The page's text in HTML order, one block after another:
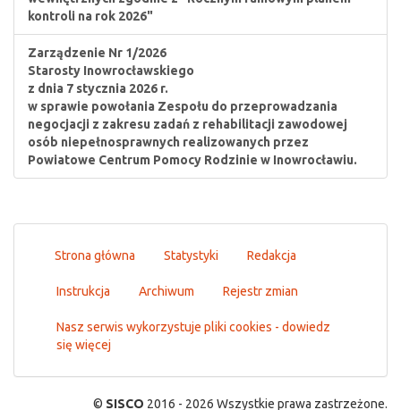
kontroli na rok 2026"
Zarządzenie Nr 1/2026
Starosty Inowrocławskiego
z dnia 7 stycznia 2026 r.
w sprawie powołania Zespołu do przeprowadzania
negocjacji z zakresu zadań z rehabilitacji zawodowej
osób niepełnosprawnych realizowanych przez
Powiatowe Centrum Pomocy Rodzinie w Inowrocławiu.
Strona główna Statystyki Redakcja
Instrukcja Archiwum Rejestr zmian
Nasz serwis wykorzystuje pliki cookies - dowiedz
się więcej
© SISCO 2016 - 2026 Wszystkie prawa zastrzeżone.